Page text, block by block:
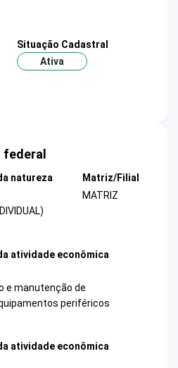
Situação Cadastral
Ativa
natureza
Matriz/Filial
MATRIZ
atividade econômica
e manutenção de
periféricos
atividade econômica